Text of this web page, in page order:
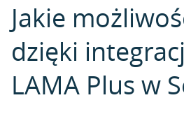
Jakie
dzięki
LAMA Plus w